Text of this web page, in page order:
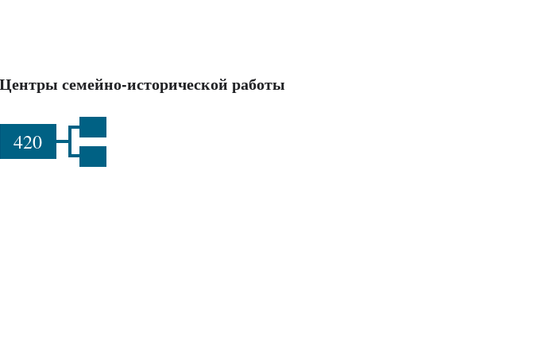
Центры семейно-исторической работы
420